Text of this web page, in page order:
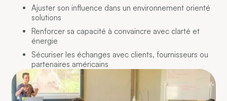
Ajuster son influence dans un environnement orienté
solutions
Renforcer sa capacité à convaincre avec clarté et
énergie
Sécuriser les échanges avec clients, fournisseurs ou
partenaires américains